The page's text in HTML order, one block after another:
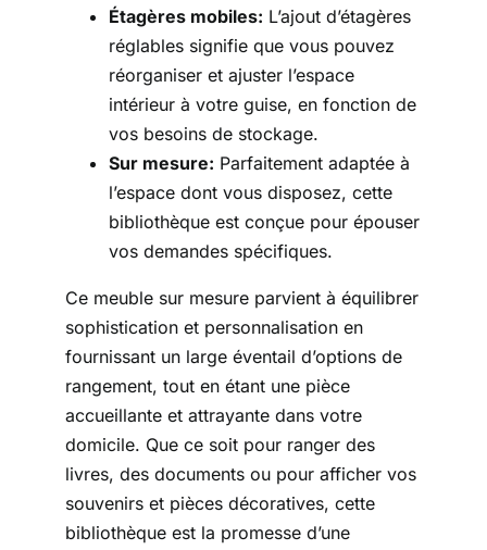
Étagères mobiles: L’ajout d’étagères
réglables signifie que vous pouvez
réorganiser et ajuster l’espace
intérieur à votre guise, en fonction de
vos besoins de stockage.
Sur mesure: Parfaitement adaptée à
l’espace dont vous disposez, cette
bibliothèque est conçue pour épouser
vos demandes spécifiques.
Ce meuble sur mesure parvient à équilibrer
sophistication et personnalisation en
fournissant un large éventail d’options de
rangement, tout en étant une pièce
accueillante et attrayante dans votre
domicile. Que ce soit pour ranger des
livres, des documents ou pour afficher vos
souvenirs et pièces décoratives, cette
bibliothèque est la promesse d’une